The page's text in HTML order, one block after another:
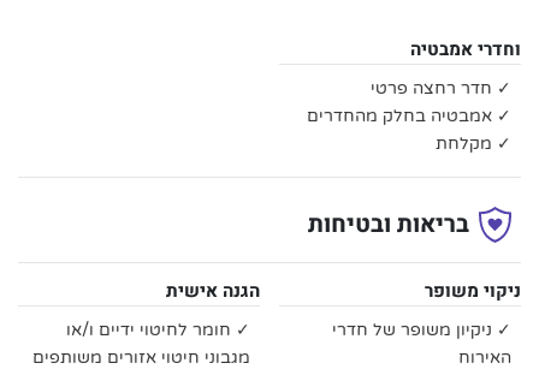
וחדרי אמבטיה
✓ חדר רחצה פרטי
✓ אמבטיה בחלק מהחדרים
✓ מקלחת
בריאות ובטיחות
ניקוי משופר
✓ ניקיון משופר של חדרי
האירוח
הגנה אישית
✓ חומר לחיטוי ידיים ו/או
מגבוני חיטוי אזורים משותפים